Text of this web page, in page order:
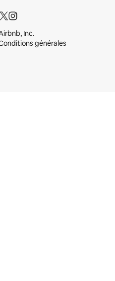
Inc.
générales